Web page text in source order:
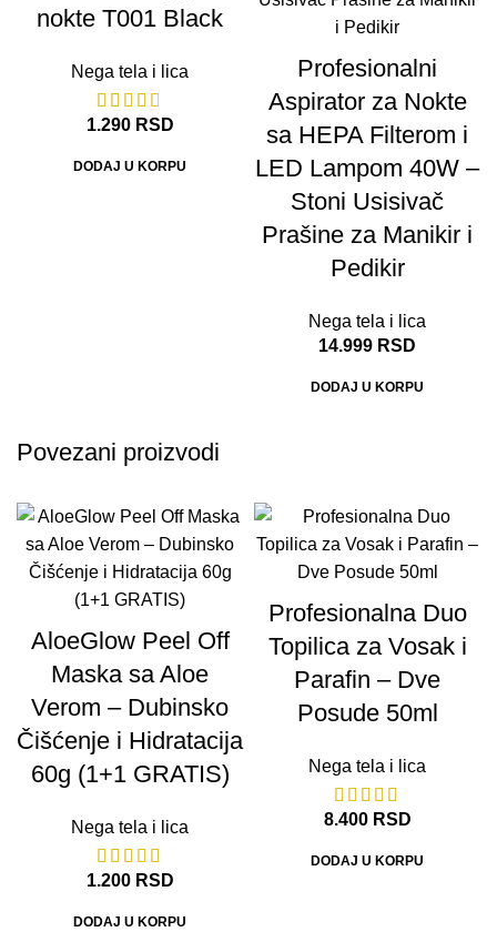
nokte T001 Black
Nega tela i lica
1.290 RSD
DODAJ U KORPU
Profesionalni
Aspirator za Nokte
sa HEPA Filterom i
LED Lampom 40W –
Stoni Usisivač
Prašine za Manikir i
Pedikir
Nega tela i lica
14.999 RSD
DODAJ U KORPU
Povezani proizvodi
AloeGlow Peel Off
Maska sa Aloe
Verom – Dubinsko
Čišćenje i Hidratacija
60g (1+1 GRATIS)
Nega tela i lica
1.200 RSD
DODAJ U KORPU
Profesionalna Duo
Topilica za Vosak i
Parafin – Dve
Posude 50ml
Nega tela i lica
8.400 RSD
DODAJ U KORPU